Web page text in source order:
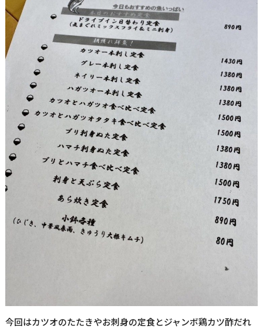
今回はカツオのたたきやお刺身の定食とジャンボ鶏カツ酢だれ